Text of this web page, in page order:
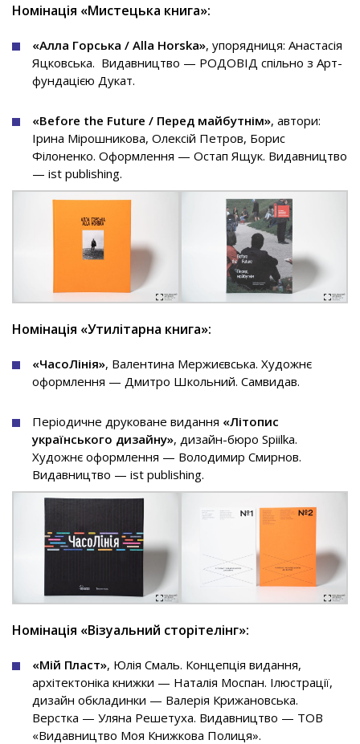
Номінація «Мистецька книга»:
«Алла Горська / Alla Horska», упорядниця: Анастасія
Яцковська. Видавництво — РОДОВІД спільно з Арт-
фундацією Дукат.
«Before the Future / Перед майбутнім», автори:
Ірина Мірошникова, Олексій Петров, Борис
Філоненко. Оформлення — Остап Ящук. Видавництво
— ist publishing.
Номінація «Утилітарна книга»:
«ЧасоЛінія», Валентина Мержиєвська. Художнє
оформлення — Дмитро Школьний. Самвидав.
Періодичне друковане видання «Літопис
українського дизайну», дизайн-бюро Spiilka.
Художнє оформлення — Володимир Смирнов.
Видавництво — ist publishing.
Номінація «Візуальний сторітелінг»:
«Мій Пласт», Юлія Смаль. Концепція видання,
архітектоніка книжки — Наталія Моспан. Ілюстрації,
дизайн обкладинки — Валерія Крижановська.
Верстка — Уляна Решетуха. Видавництво — ТОВ
«Видавництво Моя Книжкова Полиця».